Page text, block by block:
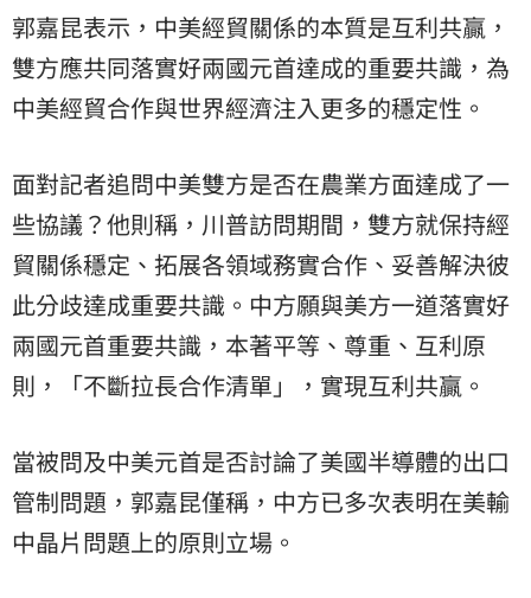
郭嘉昆表示，中美經貿關係的本質是互利共贏，
雙方應共同落實好兩國元首達成的重要共識，為
中美經貿合作與世界經濟注入更多的穩定性。
面對記者追問中美雙方是否在農業方面達成了一
些協議？他則稱，川普訪問期間，雙方就保持經
貿關係穩定、拓展各領域務實合作、妥善解決彼
此分歧達成重要共識。中方願與美方一道落實好
兩國元首重要共識，本著平等、尊重、互利原
則，「不斷拉長合作清單」，實現互利共贏。
當被問及中美元首是否討論了美國半導體的出口
管制問題，郭嘉昆僅稱，中方已多次表明在美輸
中晶片問題上的原則立場。